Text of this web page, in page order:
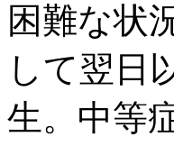
困難な状
して翌日
生。中等